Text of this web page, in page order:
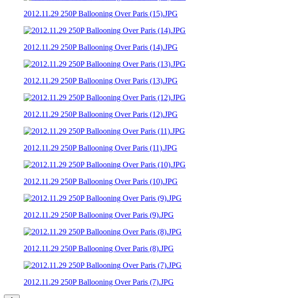
2012.11.29 250P Ballooning Over Paris (15).JPG
2012.11.29 250P Ballooning Over Paris (14).JPG
2012.11.29 250P Ballooning Over Paris (13).JPG
2012.11.29 250P Ballooning Over Paris (12).JPG
2012.11.29 250P Ballooning Over Paris (11).JPG
2012.11.29 250P Ballooning Over Paris (10).JPG
2012.11.29 250P Ballooning Over Paris (9).JPG
2012.11.29 250P Ballooning Over Paris (8).JPG
2012.11.29 250P Ballooning Over Paris (7).JPG